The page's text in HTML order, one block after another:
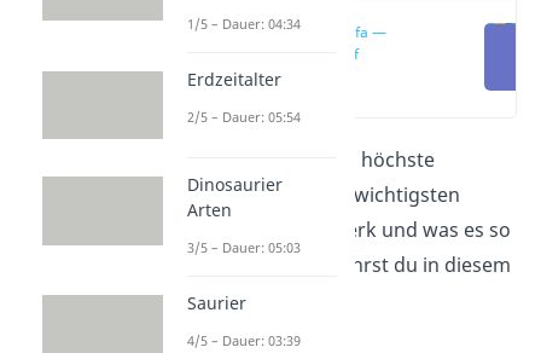
Burj Khalifa —
Steckbrief
ist das höchste
Gebäude der Welt. Die wichtigsten
Fakten über das Bauwerk und was es so
besonders macht, erfährst du in diesem
Videound hier!
1/5 – Dauer: 04:34
Erdzeitalter
2/5 – Dauer: 05:54
Dinosaurier
Arten
3/5 – Dauer: 05:03
Saurier
4/5 – Dauer: 03:39